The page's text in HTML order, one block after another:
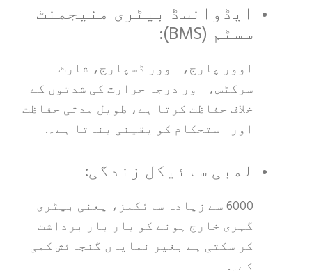
ایڈوانسڈ بیٹری منیجمنٹ
سسٹم (BMS):
اوور چارج، اوور ڈسچارج، شارٹ
سرکٹس، اور درجہ حرارت کی شدتوں کے
خلاف حفاظت کرتا ہے، طویل مدتی حفاظت
اور استحکام کو یقینی بناتا ہے۔.
لمبی سائیکل زندگی:
6000 سے زیادہ سائکلز، یعنی بیٹری
گہری خارج ہونے کو بار بار برداشت
کر سکتی ہے بغیر نمایاں گنجائش کمی
کے۔.